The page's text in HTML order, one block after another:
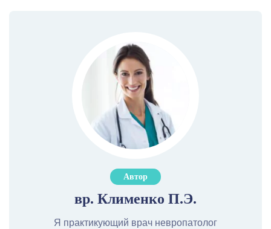
Автор
вр. Клименко П.Э.
Я практикующий врач невропатолог